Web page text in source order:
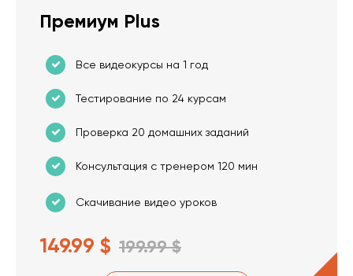
Премиум Plus
Все видеокурсы на 1 год
Тестирование по 24 курсам
Проверка 20 домашних заданий
Консультация с тренером 120 мин
Скачивание видео уроков
149.99 $ 199.99 $